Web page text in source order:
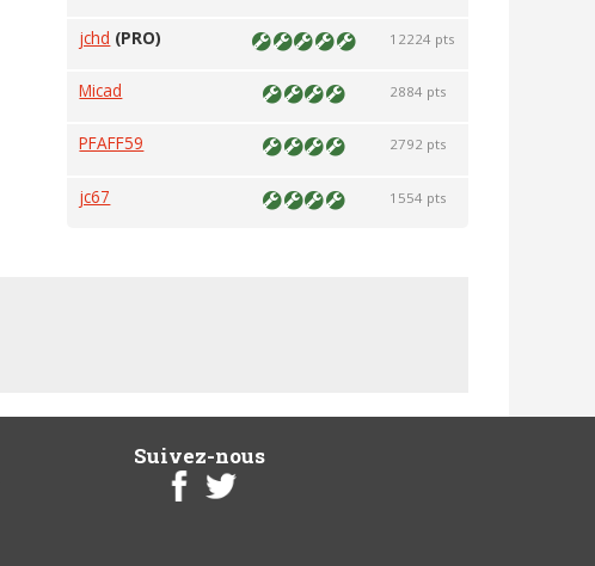
jchd (PRO) 12224 pts
Micad 2884 pts
PFAFF59 2792 pts
jc67 1554 pts
Suivez-nous